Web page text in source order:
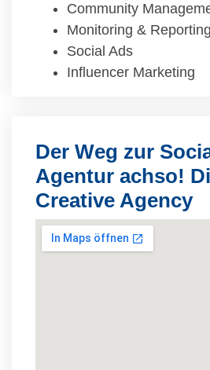
Community
Monitoring & Reporting
Social Ads
Influencer Marketing
Der Weg zur
Agentur achso!
Creative Agency